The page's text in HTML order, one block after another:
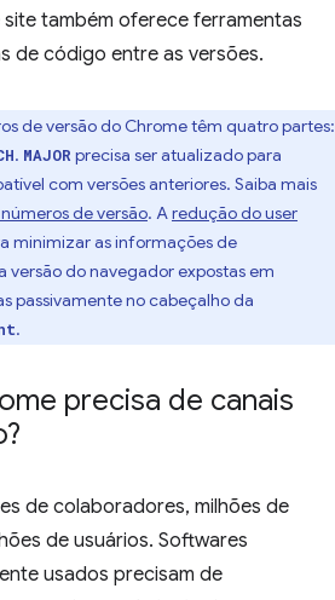
site também oferece ferramentas
de código entre as versões.
de versão do Chrome têm quatro partes:
. MAJOR precisa ser atualizado para
com versões anteriores. Saiba mais
de versão. Aredução do user
minimizar as informações de
do navegador expostas em
passivamente no cabeçalho da
.
precisa de canais
de colaboradores, milhões de
de usuários. Softwares
usados precisam de